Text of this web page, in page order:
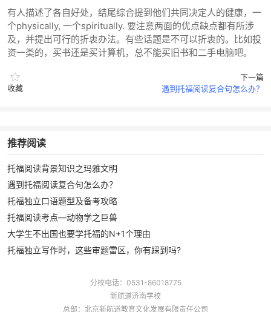
有人描述了各自好处，结尾综合提到他们共同决定人的健康，一
个physically, 一个spiritually. 要注意两面的优点缺点都有所涉
及，并提出可行的折衷办法。有些话题是不可以折衷的。比如投
资一类的，买书还是买计算机，总不能买旧书和二手电脑吧。
收藏
下一篇
遇到托福阅读复合句怎么办？
推荐阅读
托福阅读背景知识之玛雅文明
遇到托福阅读复合句怎么办？
托福独立口语题型及备考攻略
托福阅读考点—动物学之巨兽
大学生不出国也要学托福的N+1个理由
托福独立写作时，这些审题雷区，你有踩到吗?
分校电话：0531-86018775
新航道济南学校
总部：北京新航道教育文化发展有限责任公司